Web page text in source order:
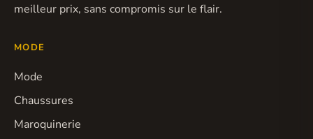
meilleur prix, sans compromis sur le flair.
MODE
Mode
Chaussures
Maroquinerie